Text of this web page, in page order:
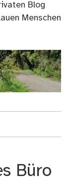
Blog
Menschen
Büro